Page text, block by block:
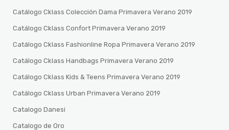
Catálogo Cklass Colección Dama Primavera Verano 2019
Catálogo Cklass Confort Primavera Verano 2019
Catálogo Cklass Fashionline Ropa Primavera Verano 2019
Catálogo Cklass Handbags Primavera Verano 2019
Catálogo Cklass Kids & Teens Primavera Verano 2019
Catálogo Cklass Urban Primavera Verano 2019
Catalogo Danesi
Catalogo de Oro